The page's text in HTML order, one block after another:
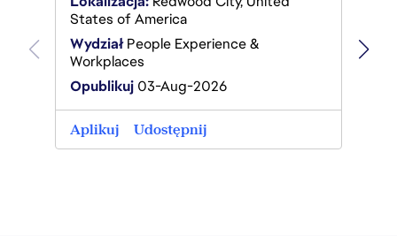
States of America
WydziałPeople Experience &
Workplaces
Opublikuj 03-Aug-2026
Aplikuj Udostępnij